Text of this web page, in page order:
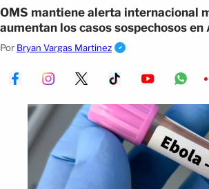
OMS mantiene alerta internacional
aumentan los casos sospechosos en
descarta declarar una pandemia
Por Bryan Vargas Martinez